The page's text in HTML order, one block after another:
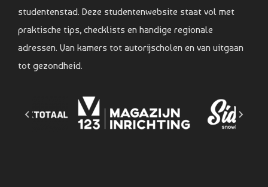
studentenstad. Deze studentenwebsite staat vol met
praktische tips, checklists en handige regionale
adressen. Van kamers tot autorijscholen en van uitgaan
tot gezondheid.